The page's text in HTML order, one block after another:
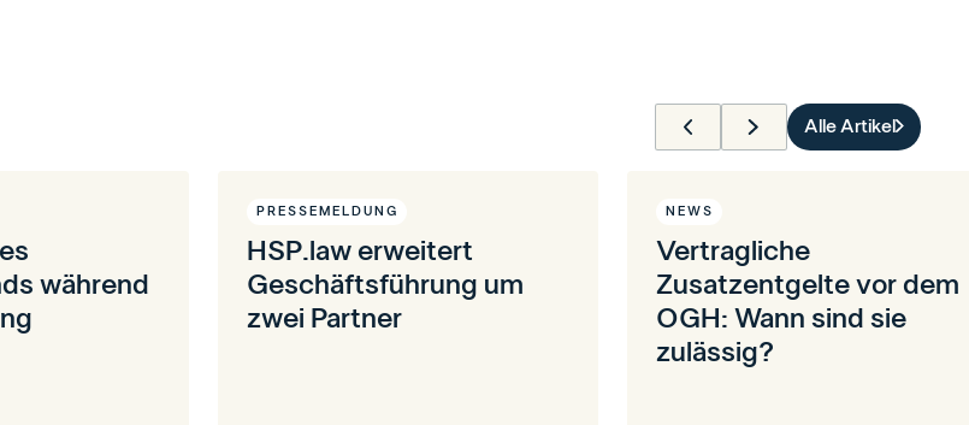
Alle Artikel
während
PRESSEMELDUNG
HSP.law erweitert
Geschäftsführung um
zwei Partner
NEWS
Vertragliche
Zusatzentgelte vor dem
OGH: Wann sind sie
zulässig?